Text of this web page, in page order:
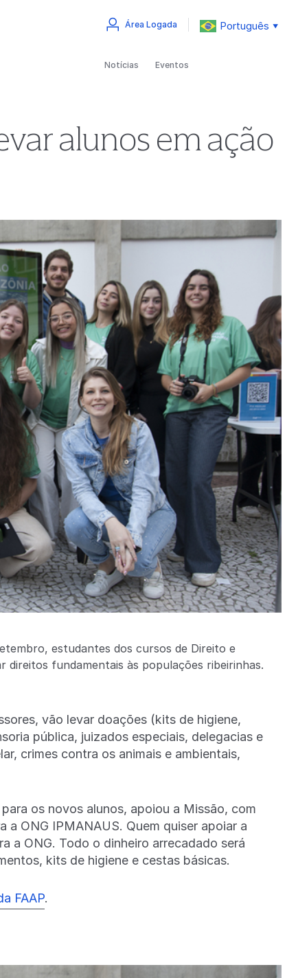
Área Logada Português ▼
Notícias Eventos
alunos em ação
estudantes dos cursos de Direito e
direitos fundamentais às populações ribeirinhas.
vão levar doações (kits de higiene,
pública, juizados especiais, delegacias e
crimes contra os animais e ambientais,
os novos alunos, apoiou a Missão, com
ONG IPMANAUS. Quem quiser apoiar a
a ONG. Todo o dinheiro arrecadado será
kits de higiene e cestas básicas.
FAAP.